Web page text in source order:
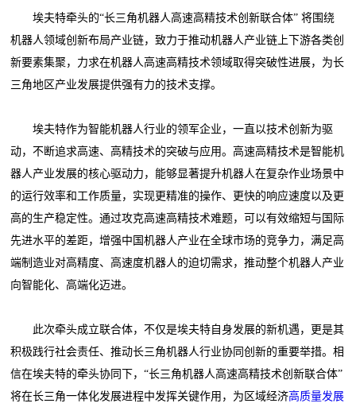
埃夫特牵头的“长三角机器人高速高精技术创新联合体” 将围绕
机器人领域创新布局产业链，致力于推动机器人产业链上下游各类创
新要素集聚，力求在机器人高速高精技术领域取得突破性进展，为长
三角地区产业发展提供强有力的技术支撑。
埃夫特作为智能机器人行业的领军企业，一直以技术创新为驱
动，不断追求高速、高精技术的突破与应用。高速高精技术是智能机
器人产业发展的核心驱动力，能够显著提升机器人在复杂作业场景中
的运行效率和工作质量，实现更精准的操作、更快的响应速度以及更
高的生产稳定性。通过攻克高速高精技术难题，可以有效缩短与国际
先进水平的差距，增强中国机器人产业在全球市场的竞争力，满足高
端制造业对高精度、高速度机器人的迫切需求，推动整个机器人产业
向智能化、高端化迈进。
此次牵头成立联合体，不仅是埃夫特自身发展的新机遇，更是其
积极践行社会责任、推动长三角机器人行业协同创新的重要举措。相
信在埃夫特的牵头协同下，“长三角机器人高速高精技术创新联合体”
将在长三角一体化发展进程中发挥关键作用，为区域经济高质量发展